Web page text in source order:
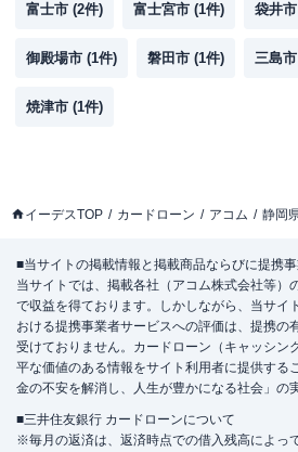
富士市 (2件) 富士宮市 (1件) 袋井市
御殿場市 (1件) 磐田市 (1件) 三島市
焼津市 (1件)
イーデスTOP カードローン アコム 静岡
■当サイトの掲載情報と掲載商品ならびに提携
当サイトでは、掲載各社（アコム株式会社等）
で収益を得ております。しかしながら、当サイ
おける提携事業者サービスへの評価は、提携の
受けておりません。カードローン（キャッシン
平な価値のある情報をサイト利用者に提供する
金の不安を解消し、人生が豊かになる社会」の
■三井住友銀行 カードローンについて
※毎月の返済は、返済時点での借入残高によっ